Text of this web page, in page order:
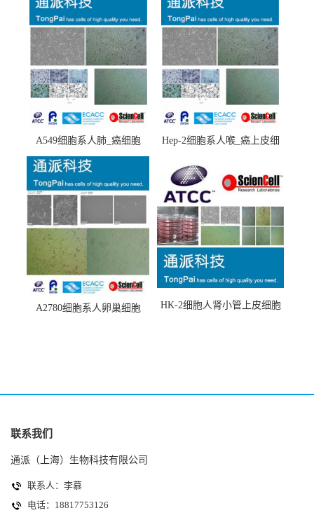
A549细胞系人肺_癌细胞
(A549细胞)
Hep-2细胞系人喉_癌上皮细
A2780细胞系人卵巢细胞
HK-2细胞人肾小管上皮细胞
联系我们
通派（上海）生物科技有限公司
联系人：李慕
电话：18817753126